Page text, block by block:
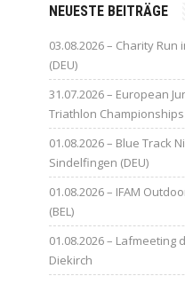
NEUESTE BEITRÄGE
03.08.2026 – Charity Run
(DEU)
31.07.2026 – European
Triathlon Championships
01.08.2026 – Blue Track
Sindelfingen (DEU)
01.08.2026 – IFAM
(BEL)
01.08.2026 – Lafmeeting
Diekirch